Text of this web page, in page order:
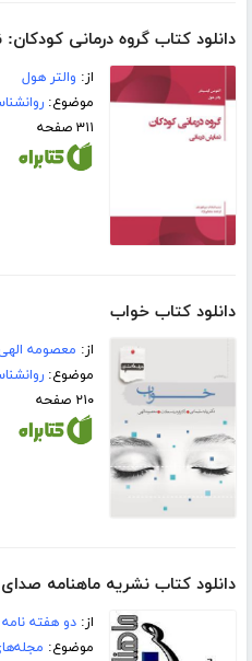
دانلود کتاب گروه درمانی
از: والتر هول
موضوع:
۳۱۱ صفحه
دانلود کتاب خواب
از: معصومه
موضوع:
۲۱۰ صفحه
دانلود کتاب نشریه ماهنامه صدای
از:دو هفته
موضوع: